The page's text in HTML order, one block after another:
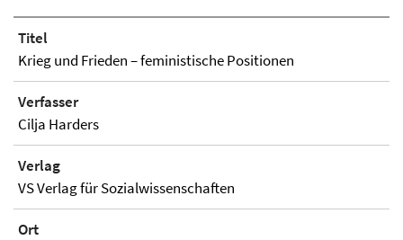
Titel
Krieg und Frieden – feministische Positionen
Verfasser
Cilja Harders
Verlag
VS Verlag für Sozialwissenschaften
Ort